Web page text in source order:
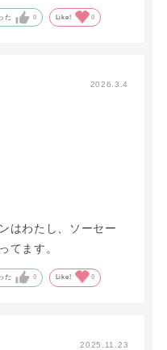
で、優雅な気分にな
た 0 Like! 0
2026.3.4
はわたし、ソーセー
てます。
た 0 Like! 0
2025.11.23